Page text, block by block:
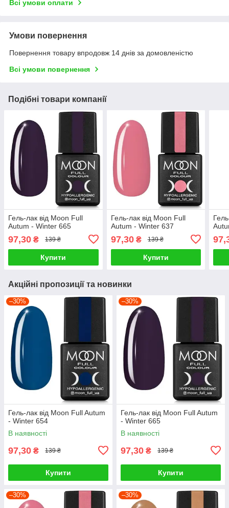
Всі умови оплати
Умови повернення
Повернення товару впродовж 14 днів за домовленістю
Всі умови повернення
Подібні товари компанії
Гель-лак від Moon Full
Autum - Winter 665
97,30 ₴ 139 ₴
Купити
Гель-лак від Moon Full
Autum - Winter 637
97,30₴ 139 ₴
Купити
Акційні пропозиції та новинки
–30%
Гель-лак від Moon Full Autum
- Winter 654
В наявності
97,30 ₴ 139 ₴
Купити
–30%
Гель-лак від Moon Full Autum
- Winter 665
В наявності
97,30 ₴ 139 ₴
Купити
–30% –30%